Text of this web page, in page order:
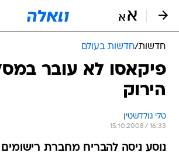
חדשות/חדשות בעולם
פיקאסו לא עובר
הירוק
טלי גולדשטין
15.10.2008 / 16:33
נוסע ניסה להבריח מחברת